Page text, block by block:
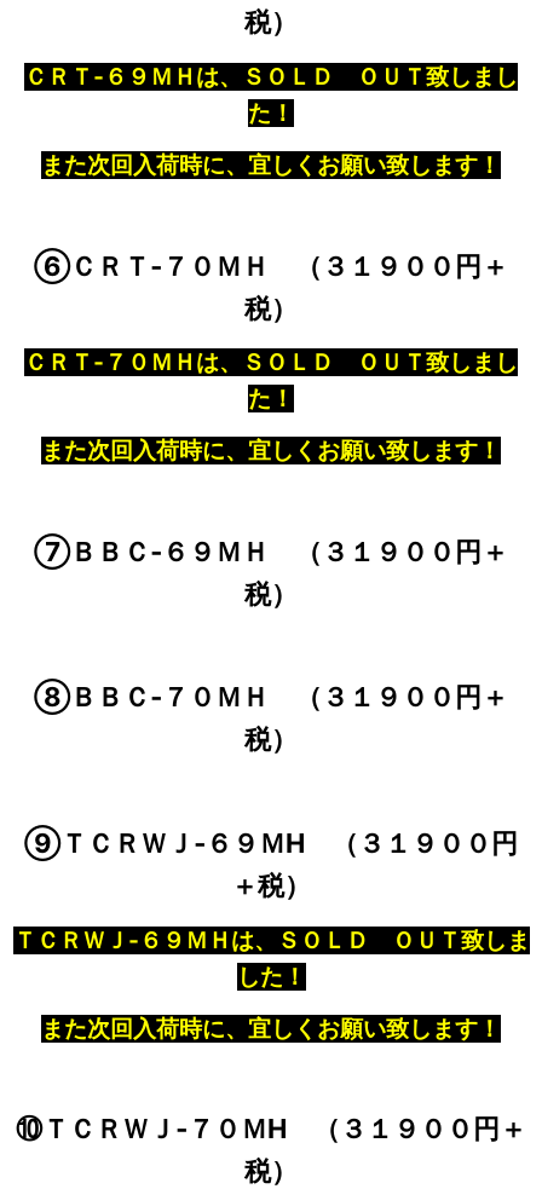
税）
ＣＲＴ‐６９ＭＨは、ＳＯＬＤ ＯＵＴ致しまし
た！
また次回入荷時に、宜しくお願い致します！
⑥ＣＲＴ‐７０ＭＨ （３１９００円＋
税）
ＣＲＴ‐７０ＭＨは、ＳＯＬＤ ＯＵＴ致しまし
た！
また次回入荷時に、宜しくお願い致します！
⑦ＢＢＣ‐６９ＭＨ （３１９００円＋
税）
⑧ＢＢＣ‐７０ＭＨ （３１９００円＋
税）
⑨ＴＣＲＷＪ‐６９ＭH （３１９００円
＋税）
ＴＣＲＷＪ‐６９ＭＨは、ＳＯＬＤ ＯＵＴ致しま
した！
また次回入荷時に、宜しくお願い致します！
⑩ＴＣＲＷＪ‐７０ＭH （３１９００円＋
税）